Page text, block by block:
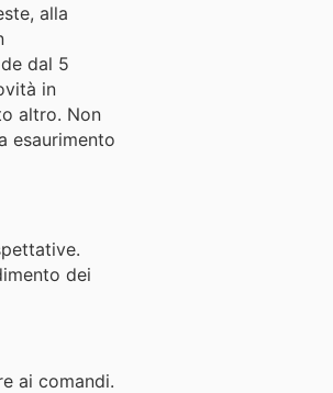
alla
dal 5
in
altro. Non
esaurimento
dei
ai comandi.